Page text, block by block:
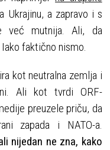
Ukrajinu, a zapravo i s
već mutnija. Ali, da
faktično nismo.
kot neutralna zemlja i
Ali kot tvrdi ORF-
preuzele priču, da
zapada i NATO-a.
nijedan ne zna, kako